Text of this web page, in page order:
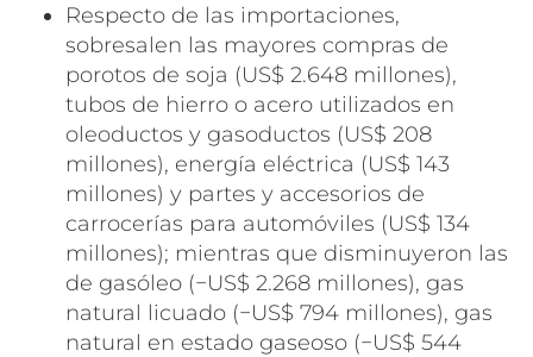
Respecto de las importaciones,
sobresalen las mayores compras de
porotos de soja (US$ 2.648 millones),
tubos de hierro o acero utilizados en
oleoductos y gasoductos (US$ 208
millones), energía eléctrica (US$ 143
millones) y partes y accesorios de
carrocerías para automóviles (US$ 134
millones); mientras que disminuyeron las
de gasóleo (−US$ 2.268 millones), gas
natural licuado (−US$ 794 millones), gas
natural en estado gaseoso (−US$ 544